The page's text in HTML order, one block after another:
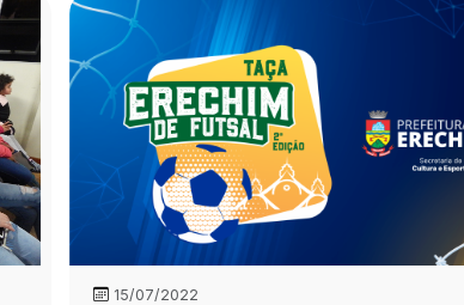
15/07/2022